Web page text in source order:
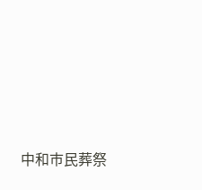
中和市民葬祭